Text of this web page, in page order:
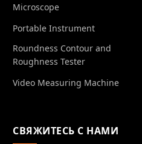
Microscope
Portable Instrument
Roundness Contour and
Roughness Tester
Video Measuring Machine
СВЯЖИТЕСЬ С НАМИ